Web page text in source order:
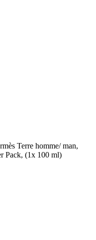
Terre homme/ man,
Pack, (1x 100 ml)